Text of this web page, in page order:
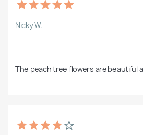
Nicky W.
The peach tree flowers are beautiful